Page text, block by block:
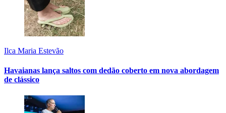
Ilca Maria Estevão
Havaianas lança saltos com dedão coberto em nova abordagem
de clássico